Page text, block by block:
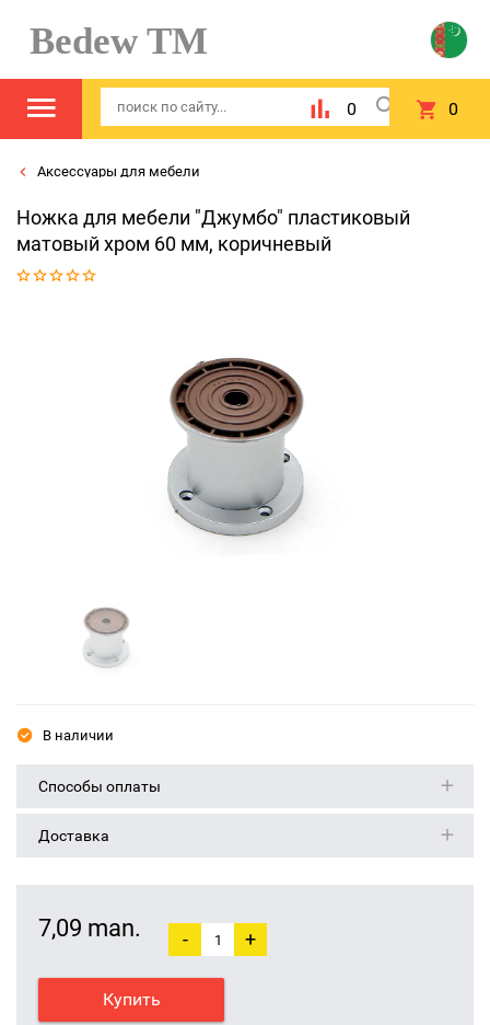
Bedew TM
0 0
Аксессуары для мебели
Ножка для мебели "Джумбо" пластиковый
матовый хром 60 мм, коричневый
В наличии
Способы оплаты
Доставка
7,09 man. - +
Купить